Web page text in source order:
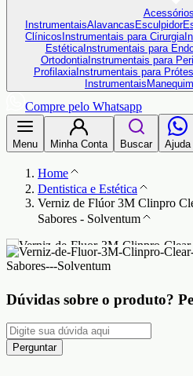
InstrumentaisAlavancas Esculpidor
Clínicos Instrumentais para Cirurgia
EstéticaInstrumentais para
OrtodontiaInstrumentais para
ProfilaxiaInstrumentais para
Instrumentais Manequim
Compre pelo Whatsapp
Menu Minha Conta Buscar Ajuda
Home
Dentistica e Estética
Verniz de Flúor 3M Clinpro
Sabores - Solventum
Dúvidas sobre o produto?
Perguntar